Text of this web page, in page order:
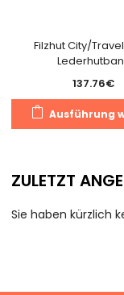
Filzhut City/
137.76€
Ausführung
ZULETZT
Sie haben kürzlich